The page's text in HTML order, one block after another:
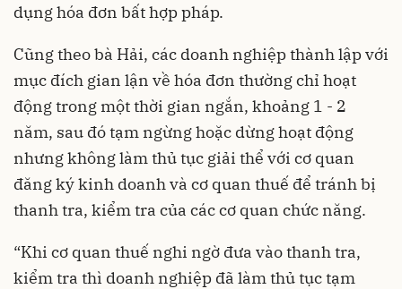
dụng hóa đơn bất hợp pháp.
Cũng theo bà Hải, các doanh nghiệp thành lập với
mục đích gian lận về hóa đơn thường chỉ hoạt
động trong một thời gian ngắn, khoảng 1 - 2
năm, sau đó tạm ngừng hoặc dừng hoạt động
nhưng không làm thủ tục giải thể với cơ quan
đăng ký kinh doanh và cơ quan thuế để tránh bị
thanh tra, kiểm tra của các cơ quan chức năng.
“Khi cơ quan thuế nghi ngờ đưa vào thanh tra,
kiểm tra thì doanh nghiệp đã làm thủ tục tạm